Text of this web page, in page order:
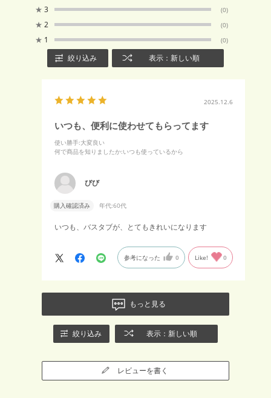
★ 3 (0)
★ 2 (0)
★ 1 (0)
絞り込み 表示：新しい順
2025.12.6
いつも、便利に使わせてもらってます
使い勝手:大変良い
何で商品を知りましたか:いつも使っているから
びび
購入確認済み 年代:60代
いつも、バスタブが、とてもきれいになります
参考になった 0 Like! 0
もっと見る
絞り込み 表示：新しい順
レビューを書く